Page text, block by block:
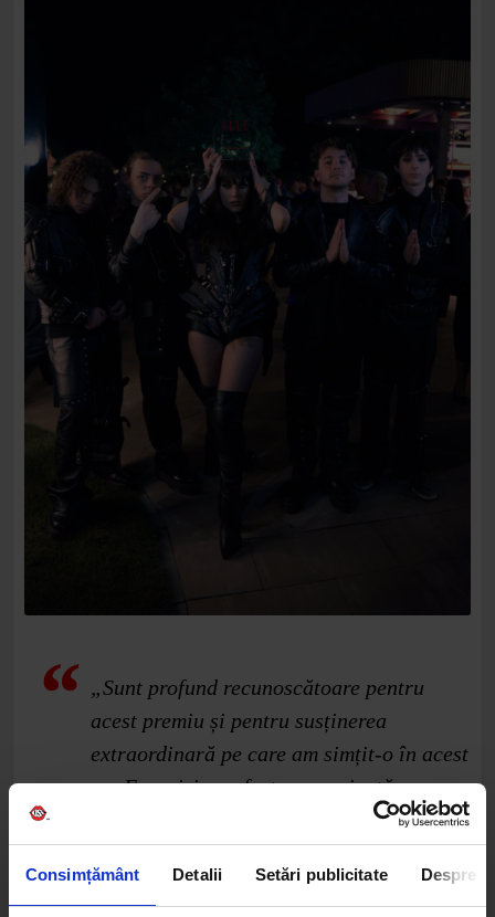
Consimțământ Detalii Setări publicitate Despre
„Sunt profund recunoscătoare pentru
acest premiu și pentru susținerea
extraordinară pe care am simțit-o în acest
an. Eurovision a fost o experiență care
mi-a schimbat viața, iar această
recunoaștere din partea ELLE înseamnă
enorm pentru mine”, a declarat